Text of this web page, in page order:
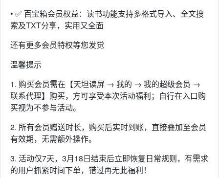
• ✅ 百宝箱会员权益：读书功能支持多格式导入、全文搜
索及TXT分享，实用又全面
还有更多会员特权等您发觉
温馨提示
1. 购买会员需在【天坦读屏 → 我的 → 我的超级会员 →
联系代理】购买，方可享受本次活动福利；自行在入口购
买视为不参与活动。
2. 所有会员赠送时长，购买后实时到账，直接叠加至会员
有效期，无需额外操作。
3. 活动仅7天，3月18日结束后立即恢复日常规则，有需求
的用户抓紧时间下单，错过再无此福利！